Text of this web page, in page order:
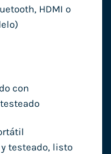
HDMI o
con
testeado, listo